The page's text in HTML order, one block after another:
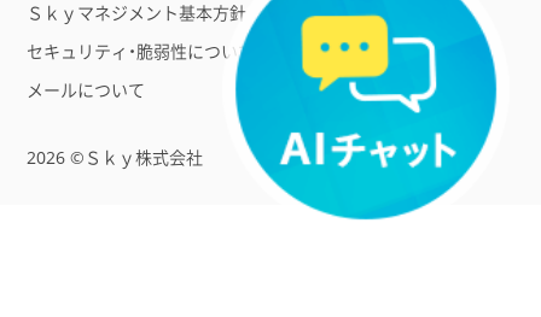
Ｓｋｙマネジメント基本方針
セキュリティ・脆弱性について
メールについて
2026 ©Ｓｋｙ株式会社